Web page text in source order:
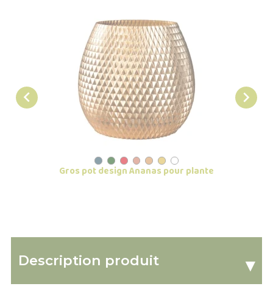

Gros pot design Ananas pour plante

Description produit ▾